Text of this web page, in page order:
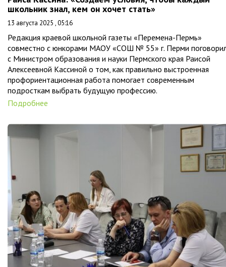
школьник знал, кем он хочет стать»
13 августа 2025 , 05:16
Редакция краевой школьной газеты «Перемена-Пермь»
совместно с юнкорами МАОУ «СОШ № 55» г. Перми
с Министром образования и науки Пермского края Раисой
Алексеевной Кассиной о том, как правильно выстроенная
профориентационная работа помогает современным
подросткам выбрать будущую профессию.
Подробнее